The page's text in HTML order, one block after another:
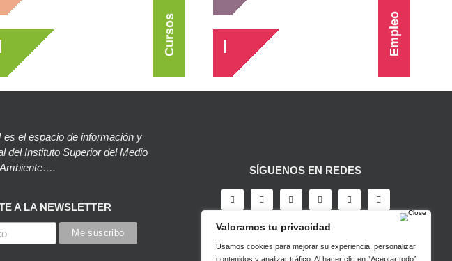
Cursos Empleo
es el espacio de información y
del Instituto Superior del Medio
Ambiente….
A LA NEWSLETTER
SÍGUENOS EN REDES